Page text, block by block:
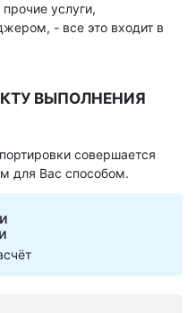
услуги,
- все это входит в
ВЫПОЛНЕНИЯ
совершается
для Вас способом.